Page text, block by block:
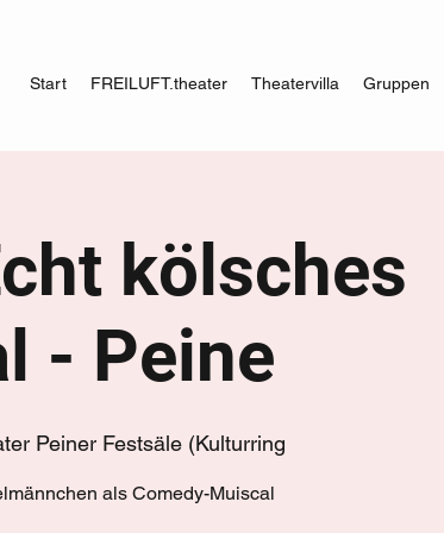
Start FREILUFT.theater Theatervilla Gruppen
kölsches
- Peine
Peiner Festsäle (Kulturring
als Comedy-Muiscal